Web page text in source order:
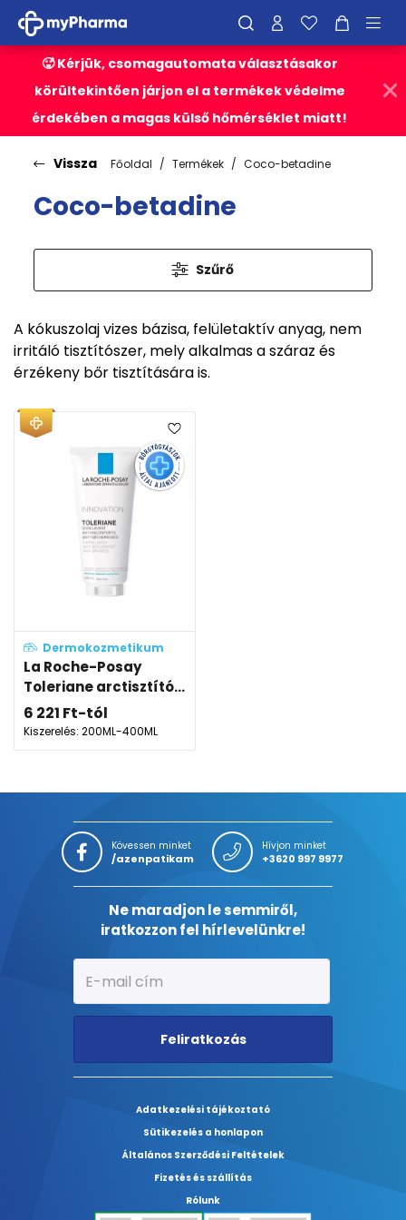
🥵 Kérjük, csomagautomata választásakor
körültekintően járjon el a termékek védelme
érdekében a magas külső hőmérséklet miatt!
Vissza Főoldal Termékek Coco-betadine
Coco-betadine
Szűrő
A kókuszolaj vizes bázisa, felületaktív anyag, nem
irritáló tisztítószer, mely alkalmas a száraz és
érzékeny bőr tisztítására is.
Dermokozmetikum
La Roche-Posay
Toleriane arctisztító...
6 221 Ft-tól
Kiszerelés: 200ML-400ML
Kövessen minket
/azenpatikam
Hívjon minket
+3620 997 9977
Ne maradjon le semmiről,
iratkozzon fel hírlevelünkre!
Feliratkozás
Adatkezelési tájékoztató
Sütikezelés a honlapon
Általános Szerződési Feltételek
Fizetés és szállítás
Rólunk